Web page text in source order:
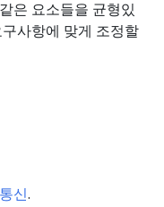
은 요소들을 균형있
사항에 맞게 조정할
통신.